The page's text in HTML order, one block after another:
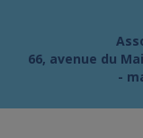
66, avenue du
-